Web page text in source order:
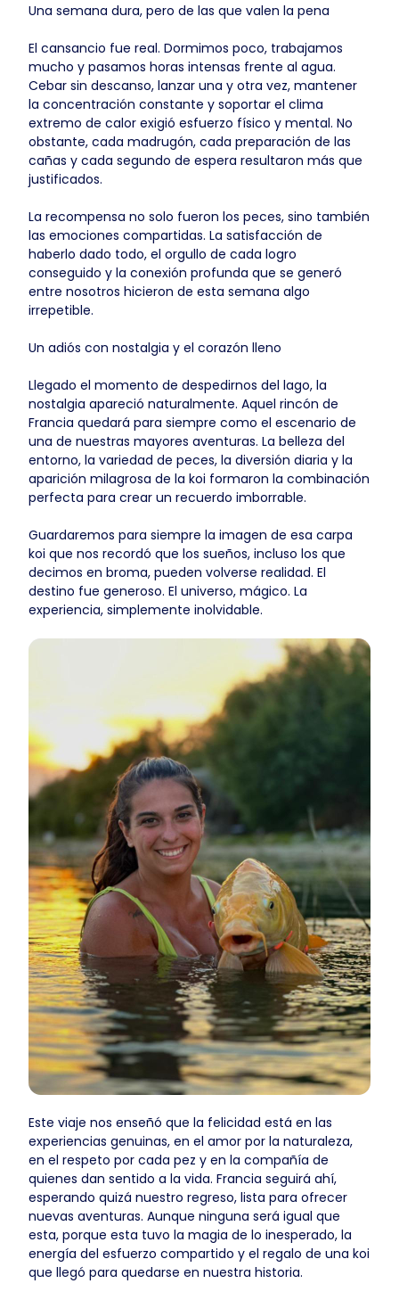
Una semana dura, pero de las que valen la pena
El cansancio fue real. Dormimos poco, trabajamos
mucho y pasamos horas intensas frente al agua.
Cebar sin descanso, lanzar una y otra vez, mantener
la concentración constante y soportar el clima
extremo de calor exigió esfuerzo físico y mental. No
obstante, cada madrugón, cada preparación de las
cañas y cada segundo de espera resultaron más que
justificados.
La recompensa no solo fueron los peces, sino también
las emociones compartidas. La satisfacción de
haberlo dado todo, el orgullo de cada logro
conseguido y la conexión profunda que se generó
entre nosotros hicieron de esta semana algo
irrepetible.
Un adiós con nostalgia y el corazón lleno
Llegado el momento de despedirnos del lago, la
nostalgia apareció naturalmente. Aquel rincón de
Francia quedará para siempre como el escenario de
una de nuestras mayores aventuras. La belleza del
entorno, la variedad de peces, la diversión diaria y la
aparición milagrosa de la koi formaron la combinación
perfecta para crear un recuerdo imborrable.
Guardaremos para siempre la imagen de esa carpa
koi que nos recordó que los sueños, incluso los que
decimos en broma, pueden volverse realidad. El
destino fue generoso. El universo, mágico. La
experiencia, simplemente inolvidable.
Este viaje nos enseñó que la felicidad está en las
experiencias genuinas, en el amor por la naturaleza,
en el respeto por cada pez y en la compañía de
quienes dan sentido a la vida. Francia seguirá ahí,
esperando quizá nuestro regreso, lista para ofrecer
nuevas aventuras. Aunque ninguna será igual que
esta, porque esta tuvo la magia de lo inesperado, la
energía del esfuerzo compartido y el regalo de una koi
que llegó para quedarse en nuestra historia.